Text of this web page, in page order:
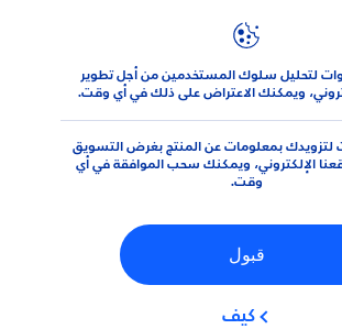
لتحليل سلوك المستخدمين من أجل تطوير
ويمكنك الاعتراض على ذلك في أي وقت.
لتزويدك بمعلومات عن المنتج بغرض التسويق
الإلكتروني، ويمكنك سحب الموافقة في أي
وقت.
قبول
كيف
الوجه منتجات تَنْظِيف الوجه